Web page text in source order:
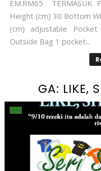
EM:RM65 TERMASUK
Height (cm) 30 Bottom
(cm) adjustable
Outside Bag 1 pocket...
GA: LIKE,